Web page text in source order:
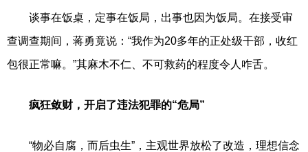
谈事在饭桌，定事在饭局，出事也因为饭局。在接受审
查调查期间，蒋勇竟说：“我作为20多年的正处级干部，收红
包很正常嘛。”其麻木不仁、不可救药的程度令人咋舌。
疯狂敛财，开启了违法犯罪的“危局”
“物必自腐，而后虫生”，主观世界放松了改造，理想信念